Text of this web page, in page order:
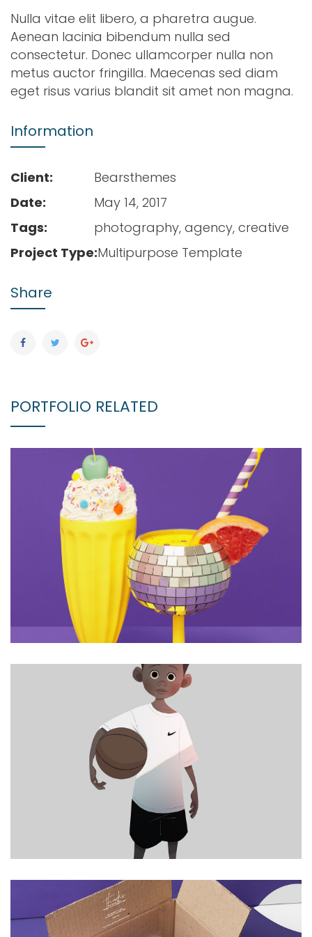
Nulla vitae elit libero, a pharetra augue.
Aenean lacinia bibendum nulla sed
consectetur. Donec ullamcorper nulla non
metus auctor fringilla. Maecenas sed diam
eget risus varius blandit sit amet non magna.
Information
Client:
Bearsthemes
Date:
May 14, 2017
Tags:
photography, agency, creative
Project Type:Multipurpose Template
Share
PORTFOLIO RELATED
CREATIVE DESIGN
Branding
CREATIVE DESIGN
Branding